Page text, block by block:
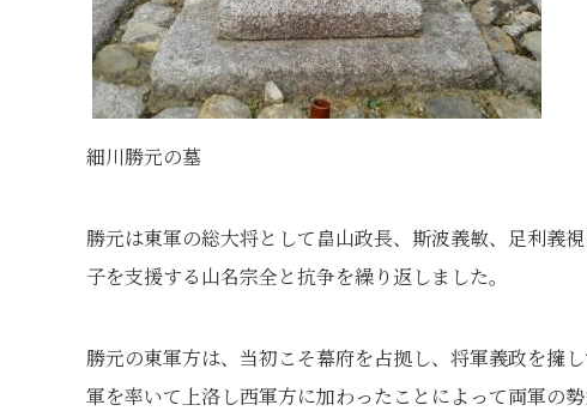
細川勝元の墓
勝元は東軍の総大将として畠山政長、斯波義敏、足利義
子を支援する山名宗全と抗争を繰り返しました。
勝元の東軍方は、当初こそ幕府を占拠し、将軍義政を擁
軍を率いて上洛し西軍方に加わったことによって両軍の